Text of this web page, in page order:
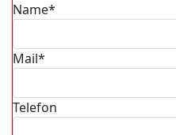
Name*
Mail*
Telefon